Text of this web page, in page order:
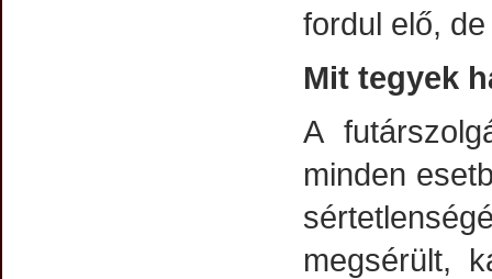
fordul elő,
Mit tegyek
A
minden
megsérült,